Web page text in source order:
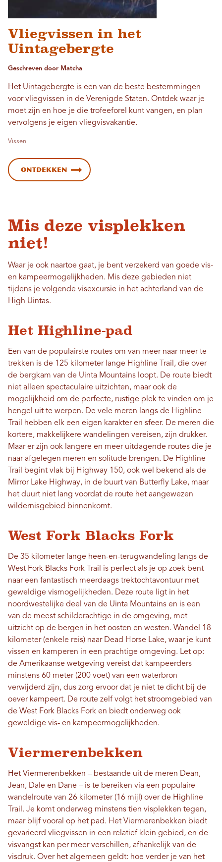
Vliegvissen in het
Uintagebergte
Geschreven door Matcha
Het Uintagebergte is een van de beste bestemmingen
voor vliegvissen in de Verenigde Staten. Ontdek waar je
moet zijn en hoe je die trofeeforel kunt vangen, en plan
vervolgens je eigen vliegvisvakantie.
Vissen
Ontdekken
Mis deze visplekken
niet!
Waar je ook naartoe gaat, je bent verzekerd van goede vis-
en kampeermogelijkheden. Mis deze gebieden niet
tijdens je volgende visexcursie in het achterland van de
High Uintas.
Het Highline-pad
Een van de populairste routes om van meer naar meer te
trekken is de 125 kilometer lange Highline Trail, die over
de bergkam van de Uinta Mountains loopt. De route biedt
niet alleen spectaculaire uitzichten, maar ook de
mogelijkheid om de perfecte, rustige plek te vinden om je
hengel uit te werpen. De vele meren langs de Highline
Trail hebben elk een eigen karakter en sfeer. De meren die
kortere, makkelijkere wandelingen vereisen, zijn drukker.
Maar er zijn ook langere en meer uitdagende routes die je
naar afgelegen meren en solitude brengen. De Highline
Trail begint vlak bij Highway 150, ook wel bekend als de
Mirror Lake Highway, in de buurt van Butterfly Lake, maar
het duurt niet lang voordat de route het aangewezen
wildernisgebied binnenkomt.
West Fork Blacks Fork
De 35 kilometer lange heen-en-terugwandeling langs de
West Fork Blacks Fork Trail is perfect als je op zoek bent
naar een fantastisch meerdaags trektochtavontuur met
geweldige vismogelijkheden. Deze route ligt in het
noordwestelijke deel van de Uinta Mountains en is een
van de meest schilderachtige in de omgeving, met
uitzicht op de bergen in het oosten en westen. Wandel 18
kilometer (enkele reis) naar Dead Horse Lake, waar je kunt
vissen en kamperen in een prachtige omgeving. Let op:
de Amerikaanse wetgeving vereist dat kampeerders
minstens 60 meter (200 voet) van een waterbron
verwijderd zijn, dus zorg ervoor dat je niet te dicht bij de
oever kampeert. De route zelf volgt het stroomgebied van
de West Fork Blacks Fork en biedt onderweg ook
geweldige vis- en kampeermogelijkheden.
Viermerenbekken
Het Viermerenbekken – bestaande uit de meren Dean,
Jean, Dale en Dane – is te bereiken via een populaire
wandelroute van 26 kilometer (16 mijl) over de Highline
Trail. Je komt onderweg minstens tien visplekken tegen,
maar blijf vooral op het pad. Het Viermerenbekken biedt
gevarieerd vliegvissen in een relatief klein gebied, en de
visvangst kan per meer verschillen, afhankelijk van de
visdruk. Over het algemeen geldt: hoe verder je van het